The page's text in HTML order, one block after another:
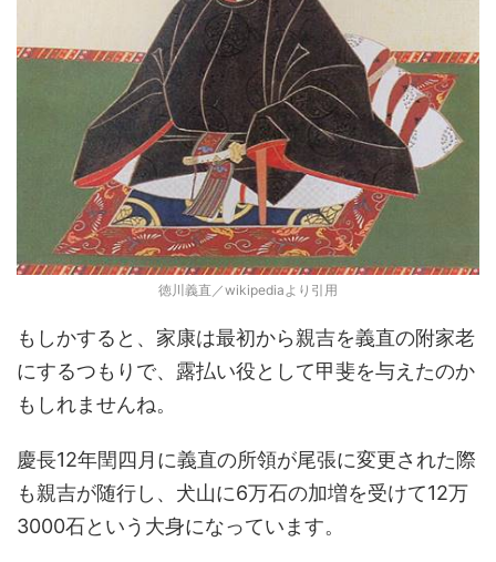
徳川義直／wikipediaより引用
もしかすると、家康は最初から親吉を義直の附家老
にするつもりで、露払い役として甲斐を与えたのか
もしれませんね。
慶長12年閏四月に義直の所領が尾張に変更された際
も親吉が随行し、犬山に6万石の加増を受けて12万
3000石という大身になっています。